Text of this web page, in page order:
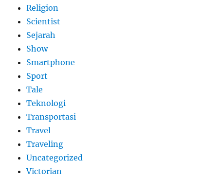
Religion
Scientist
Sejarah
Show
Smartphone
Sport
Tale
Teknologi
Transportasi
Travel
Traveling
Uncategorized
Victorian